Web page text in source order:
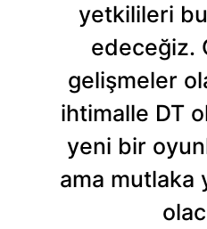
yetkilileri
edeceğiz.
gelişmeler
ihtimalle DT
yeni bir
ama mutlaka